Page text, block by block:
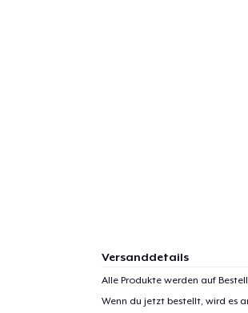
Versanddetails
Alle Produkte werden auf
Wenn du jetzt bestellt, wird es